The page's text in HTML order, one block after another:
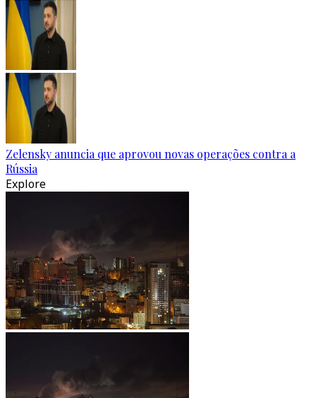
Zelensky anuncia que aprovou novas operações contra a
Rússia
Explore